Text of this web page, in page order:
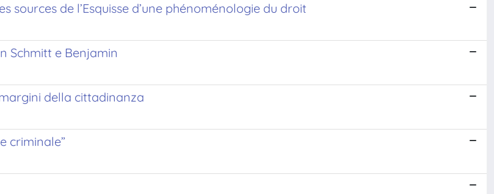
de l’Esquisse d’une phénoménologie du droit
Schmitt e Benjamin
della cittadinanza
criminale”